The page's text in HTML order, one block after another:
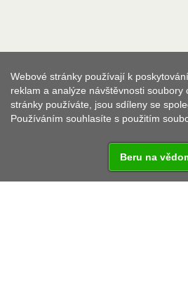
Webové stránky používají k
reklam a analýze návštěvnosti soubory
stránky používáte, jsou sdíleny se
Používáním souhlasíte s použitím
Beru na